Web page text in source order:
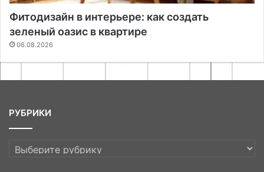
Фитодизайн в интерьере: как создать
зеленый оазис в квартире
06.08.2026
РУБРИКИ
РУБРИКИ